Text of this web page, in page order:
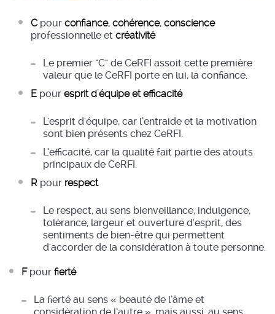
Cpour confiance, cohérence, conscience
professionnelle et créativité
Le premier "C" de CeRFI assoit cette première
valeur que le CeRFI porte en lui, la confiance.
E pour esprit d'équipe et efficacité
L'esprit d'équipe, car l’entraide et la motivation
sont bien présents chez CeRFI.
L’efficacité, car la qualité fait partie des atouts
principaux de CeRFI.
R pour respect
Le respect, au sens bienveillance, indulgence,
tolérance, largeur et ouverture d'esprit, des
sentiments de bien-être qui permettent
d'accorder de la considération à toute personne.
Fpour fierté
La fierté au sens « beauté de l’âme et